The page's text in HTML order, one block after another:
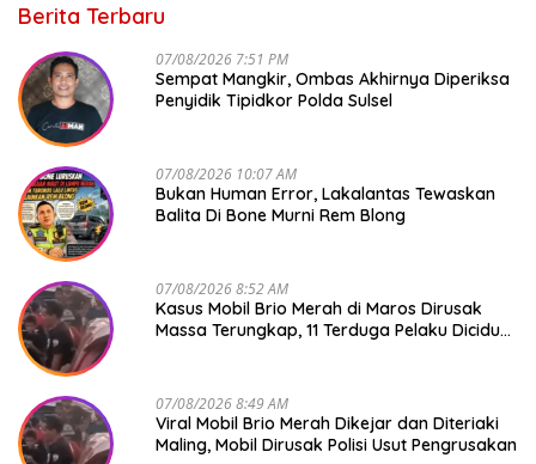
Berita Terbaru
07/08/2026 7:51 PM
Sempat Mangkir, Ombas Akhirnya Diperiksa
Penyidik Tipidkor Polda Sulsel
07/08/2026 10:07 AM
Bukan Human Error, Lakalantas Tewaskan
Balita Di Bone Murni Rem Blong
07/08/2026 8:52 AM
Kasus Mobil Brio Merah di Maros Dirusak
Massa Terungkap, 11 Terduga Pelaku Diciduk
07/08/2026 8:49 AM
Viral Mobil Brio Merah Dikejar dan Diteriaki
Maling, Mobil Dirusak Polisi Usut Pengrusakan